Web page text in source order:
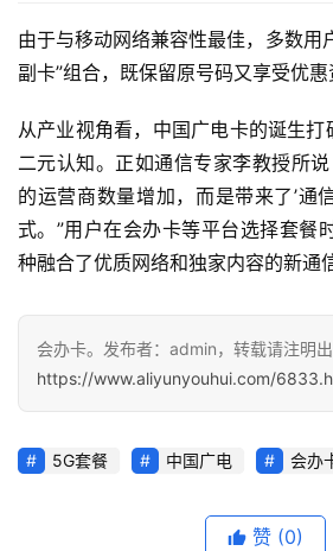
讯
多
面
由于与移动网络兼容性最佳，多数用
副卡”组合，既保留原号码又享受优惠
从产业视角看，中国广电卡的诞生打
二元认知。正如通信专家李教授所
的运营商数量增加，而是带来了’通
式。”用户在会办卡等平台选择套餐
种融合了优质网络和独家内容的新通
会办卡。发布者：admin，转载请注明出
https://www.aliyunyouhui.com/
5G套餐 中国广电 会办
赞 (0)